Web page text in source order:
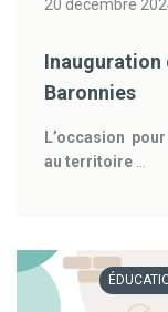
20 décembre
Inauguration
Baronnies
L’occasion
au territoire